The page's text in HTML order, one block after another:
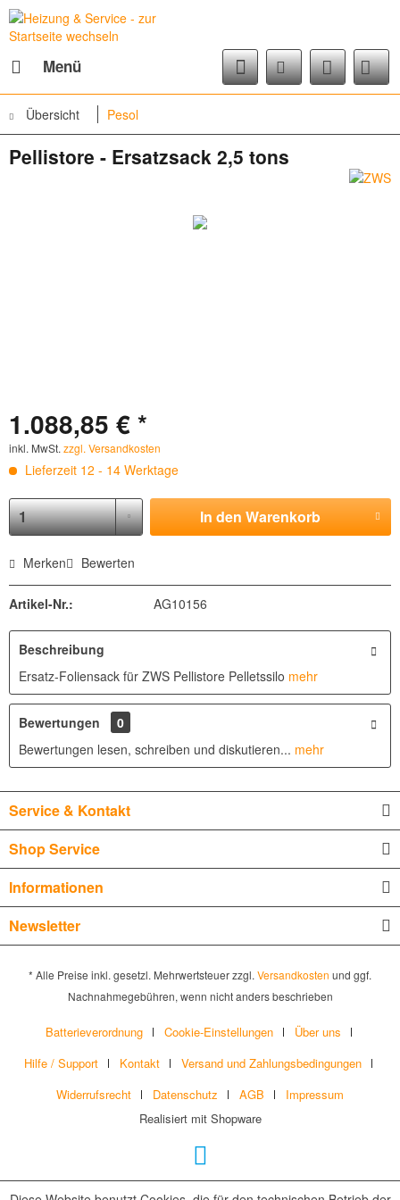
Menü
Übersicht Pesol
Pellistore - Ersatzsack 2,5 tons
1.088,85 € *
inkl. MwSt. zzgl. Versandkosten
Lieferzeit 12 - 14 Werktage
In denWarenkorb
Merken Bewerten
Artikel-Nr.: AG10156
Beschreibung
Ersatz-Foliensack für ZWS Pellistore Pelletssilo mehr
Bewertungen
0
Bewertungen lesen, schreiben und diskutieren... mehr
Service & Kontakt
Shop Service
Informationen
Newsletter
* Alle Preise inkl. gesetzl. Mehrwertsteuer zzgl. Versandkosten und ggf.
Nachnahmegebühren, wenn nicht anders beschrieben
Batterieverordnung Cookie-Einstellungen
Über uns
Hilfe / Support
Kontakt
Versand und Zahlungsbedingungen
Widerrufsrecht
Datenschutz AGB
Impressum
Realisiert mit Shopware